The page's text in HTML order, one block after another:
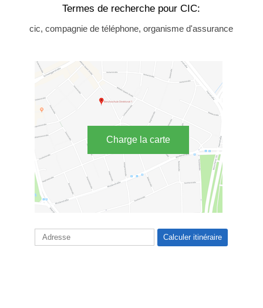
Termes de recherche pour CIC:
cic, compagnie de téléphone, organisme d'assurance
Charge la carte